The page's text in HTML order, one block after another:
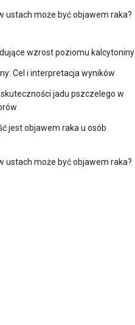
ustach może być objawem raka?
wzrost poziomu kalcytoniny
Cel i interpretacja wyników
jadu pszczelego w
jest objawem raka u osób
ustach może być objawem raka?